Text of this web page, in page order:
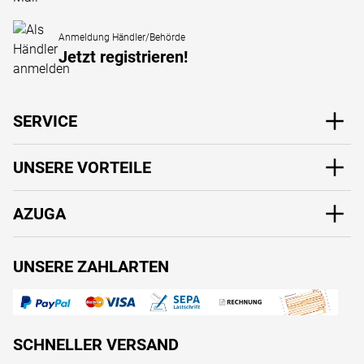
Anmeldung Händler/Behörde
Jetzt registrieren!
SERVICE
UNSERE VORTEILE
AZUGA
UNSERE ZAHLARTEN
SCHNELLER VERSAND